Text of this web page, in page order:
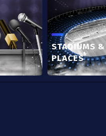
STADIUMS &
PLACES